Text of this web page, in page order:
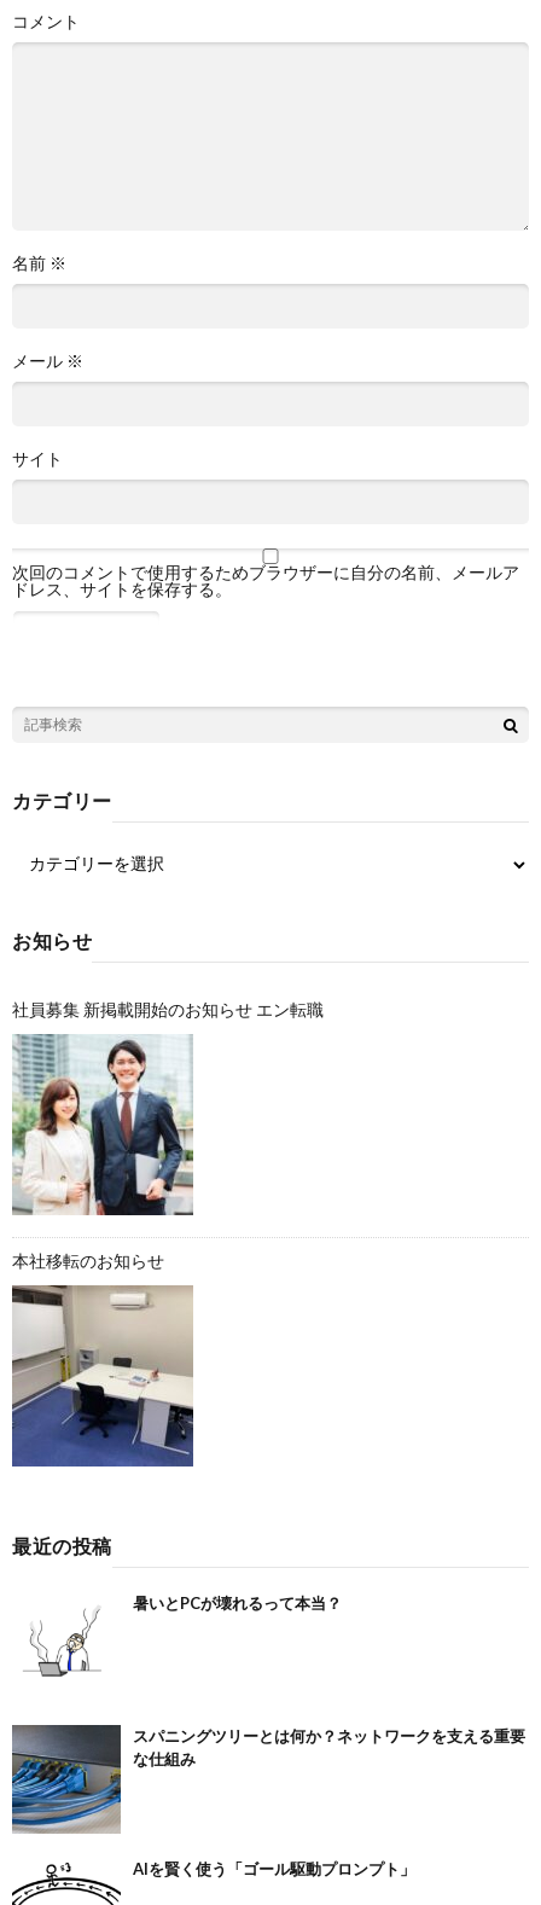
コメント
名前 ※
メール ※
サイト
次回のコメントで使用するためブラウザーに自分の名前、メールア
ドレス、サイトを保存する。
カテゴリー
お知らせ
社員募集 新掲載開始のお知らせ エン転職
本社移転のお知らせ
最近の投稿
暑いとPCが壊れるって本当？
スパニングツリーとは何か？ネットワークを支える重要
な仕組み
AIを賢く使う「ゴール駆動プロンプト」